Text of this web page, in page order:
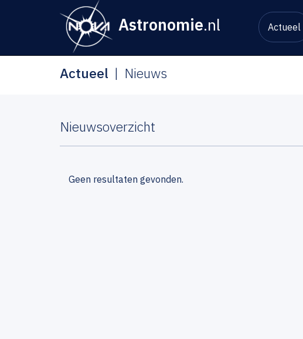
Astronomie.nl Actueel
Actueel Nieuws
Nieuwsoverzicht
Geen resultaten gevonden.